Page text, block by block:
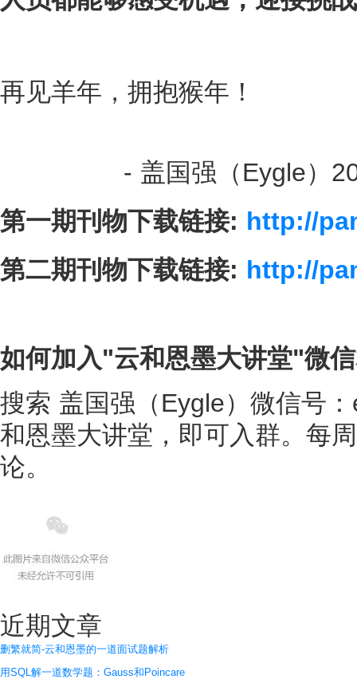
再见羊年，拥抱猴年！
- 盖国强（Eygle）
第一期刊物下载链接: http://
第二期刊物下载链接: http://
如何加入"云和恩墨大讲堂"微
搜索 盖国强（Eygle）微信号
和恩墨大讲堂，即可入群。每
论。
近期文章
删繁就简-云和恩墨的一道面试题解析
用SQL解一道数学题：Gauss和Poincare